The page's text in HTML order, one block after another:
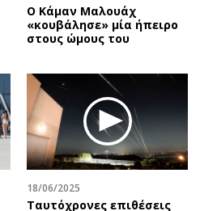
Ο Κάμαν Μαλουάχ
«κουβάλησε» μία ήπειρο
στους ώμους του
18/06/2025
Ταυτόχρονες επιθέσεις